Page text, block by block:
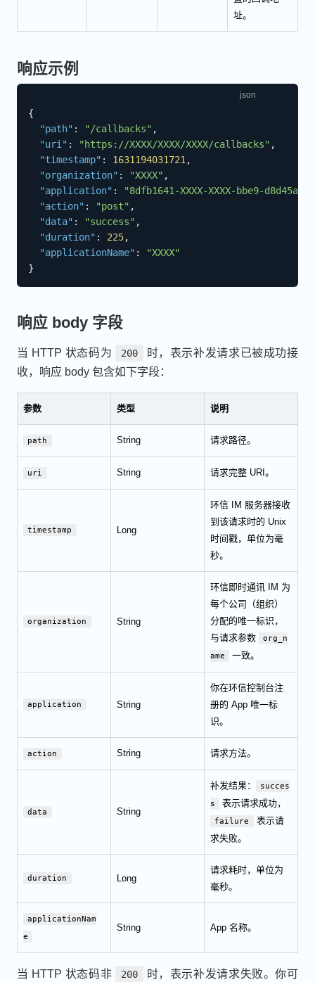
址。
响应示例
{
"path" : "/callbacks" ,
"uri" : "https://XXXX/XXXX/XXXX/callbacks" ,
"timestamp" : 1631194031721,
"organization" : "XXXX" ,
"application" :
"8dfb1641-XXXX-XXXX-bbe9-
"action" : "post" ,
"data" : "success" ,
"duration" : 225,
"applicationName" :
"XXXX"
}
响应 body 字段
当 HTTP 状态码为 200
时，表示补发请求已被成功接
收，响应 body 包含如下字段：
参数 类型 说明
path String 请求路径。
uri String 请求完整 URI。
timestamp Long
环信 IM 服务器接收
到该请求时的 Unix
时间戳，单位为毫
秒。
organization String
环信即时通讯 IM 为
每个公司（组织）
分配的唯一标识，
与请求参数
org_n
ame
一致。
application String
你在环信控制台注
册的 App 唯一标
识。
action String 请求方法。
data String
补发结果：
succes
s
表示请求成功，
failure
表示请
求失败。
duration Long
请求耗时，单位为
毫秒。
applicationNam
e
String App 名称。
当 HTTP 状态码非 200 时，表示补发请求失败。你可